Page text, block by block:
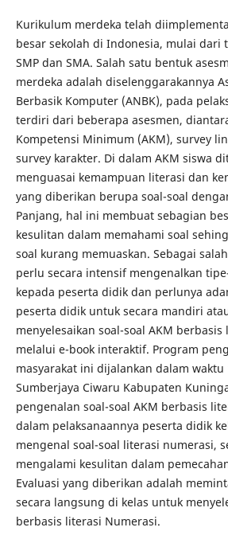
Kurikulum merdeka telah
besar sekolah di Indonesia, mulai dari
SMP dan SMA. Salah satu bentuk
merdeka adalah diselenggarakannya
Berbasik Komputer (ANBK), pada
terdiri dari beberapa asesmen,
Kompetensi Minimum (AKM), survey
survey karakter. Di dalam AKM siswa
menguasai kemampuan literasi dan
yang diberikan berupa soal-soal
Panjang, hal ini membuat sebagian
kesulitan dalam memahami soal
soal kurang memuaskan. Sebagai
perlu secara intensif mengenalkan
kepada peserta didik dan perlunya
peserta didik untuk secara mandiri
menyelesaikan soal-soal AKM
melalui e-book interaktif. Program
masyarakat ini dijalankan dalam waktu
Sumberjaya Ciwaru Kabupaten
pengenalan soal-soal AKM berbasis
dalam pelaksanaannya peserta didik
mengenal soal-soal literasi numerasi,
mengalami kesulitan dalam
Evaluasi yang diberikan adalah
secara langsung di kelas untuk
berbasis literasi Numerasi.